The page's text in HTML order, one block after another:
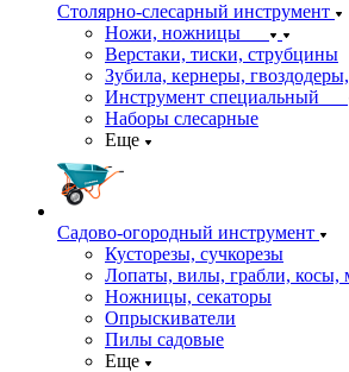
Столярно-слесарный инструмент
Ножи, ножницы
Верстаки, тиски, струбцины
Зубила, кернеры,
Инструмент специальный
Наборы слесарные
Еще
Садово-огородный инструмент
Кусторезы, сучкорезы
Лопаты, вилы, грабли, косы,
Ножницы, секаторы
Опрыскиватели
Пилы садовые
Еще